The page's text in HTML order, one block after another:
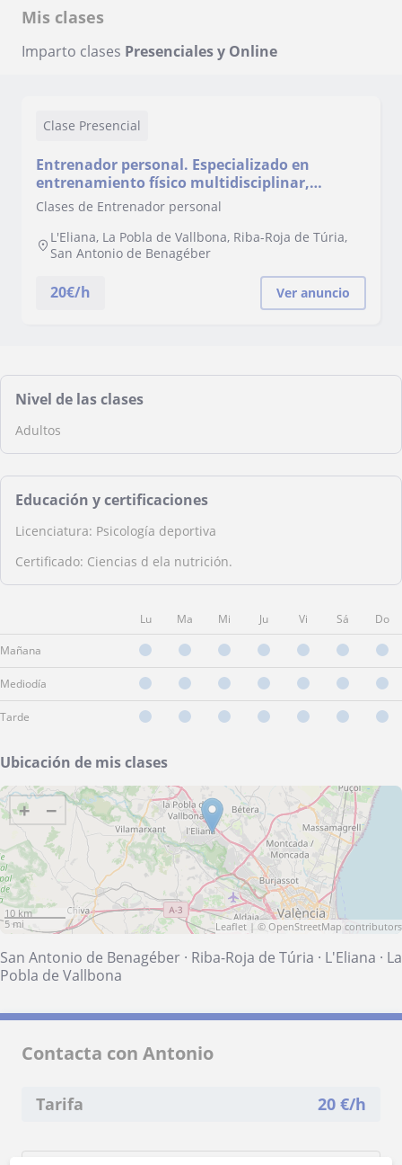
Mis clases
Imparto clases Presenciales y Online
Clase Presencial
Entrenador personal. Especializado en
entrenamiento físico multidisciplinar,
psicología deportiva y nutrición
Clases de Entrenador personal
L'Eliana, La Pobla de Vallbona, Riba-Roja de Túria,
San Antonio de Benagéber
20€/h Ver anuncio
Nivel de las clases
Adultos
Educación y certificaciones
Licenciatura: Psicología deportiva
Certificado: Ciencias d ela nutrición.
Lu Ma Mi Ju Vi Sá Do
Mañana
Mediodía
Tarde
Ubicación de mis clases
+ −
10 km
5 mi
Leaflet | © OpenStreetMap contributors
San Antonio de Benagéber · Riba-Roja de Túria · L'Eliana · La
Pobla de Vallbona
Contacta con Antonio
Tarifa 20 €/h